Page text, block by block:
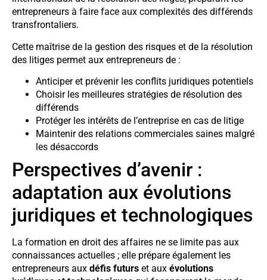
entrepreneurs à faire face aux complexités des différends
transfrontaliers.
Cette maîtrise de la gestion des risques et de la résolution
des litiges permet aux entrepreneurs de :
Anticiper et prévenir les conflits juridiques potentiels
Choisir les meilleures stratégies de résolution des
différends
Protéger les intérêts de l’entreprise en cas de litige
Maintenir des relations commerciales saines malgré
les désaccords
Perspectives d’avenir :
adaptation aux évolutions
juridiques et technologiques
La formation en droit des affaires ne se limite pas aux
connaissances actuelles ; elle prépare également les
entrepreneurs aux défis futurs et aux évolutions